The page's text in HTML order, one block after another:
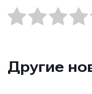
Другие
Нажимая кнопку
условиями
Нажимая кнопку
условиями
Нажимая кнопку